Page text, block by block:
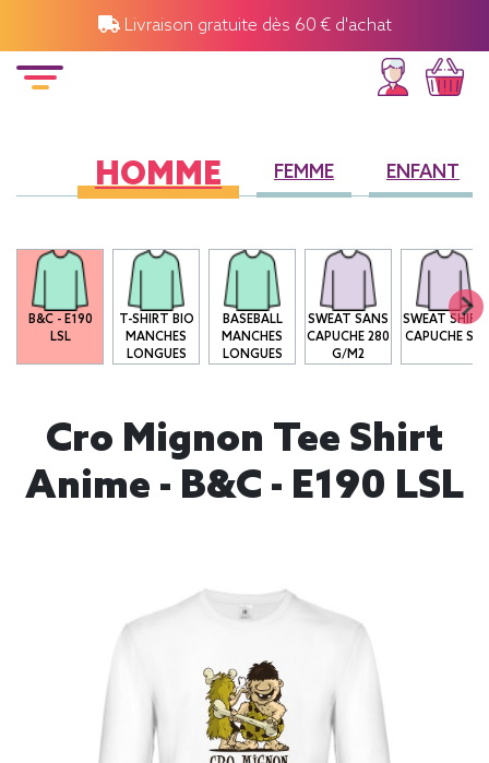
Livraison gratuite dès 60 € d'achat
HOMME FEMME ENFANT
B&C - E190
LSL
T-SHIRT BIO
MANCHES
LONGUES
BASEBALL
MANCHES
LONGUES
SWEAT SANS
CAPUCHE 280
G/M2
SWEAT SHIRT
CAPUCHE SG
Cro Mignon Tee Shirt
Anime - B&C - E190 LSL